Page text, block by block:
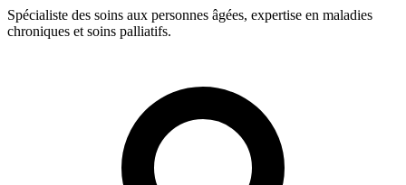
Spécialiste des soins aux personnes âgées, expertise en maladies
chroniques et soins palliatifs.